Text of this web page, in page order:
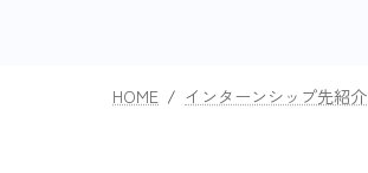
HOME インターンシップ先紹介